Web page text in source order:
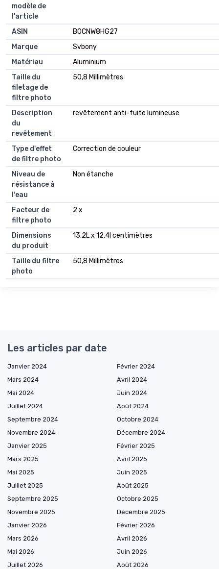
modèle de
l'article
ASIN
B0CNW8HG27
Marque
Svbony
Matériau
Aluminium
Taille du
filetage de
filtre photo
50,8 Millimètres
Description
du
revêtement
revêtement anti-fuite lumineuse
Type d'effet
de filtre photo
Correction de couleur
Niveau de
résistance à
l'eau
Non étanche
Facteur de
filtre photo
2 x
Dimensions
du produit
13,2L x 12,4l centimètres
Taille du filtre
photo
50,8 Millimètres
Les articles par date
Janvier 2024
Février 2024
Mars 2024
Avril 2024
Mai 2024
Juin 2024
Juillet 2024
Août 2024
Septembre 2024
Octobre 2024
Novembre 2024
Décembre 2024
Janvier 2025
Février 2025
Mars 2025
Avril 2025
Mai 2025
Juin 2025
Juillet 2025
Août 2025
Septembre 2025
Octobre 2025
Novembre 2025
Décembre 2025
Janvier 2026
Février 2026
Mars 2026
Avril 2026
Mai 2026
Juin 2026
Juillet 2026
Août 2026